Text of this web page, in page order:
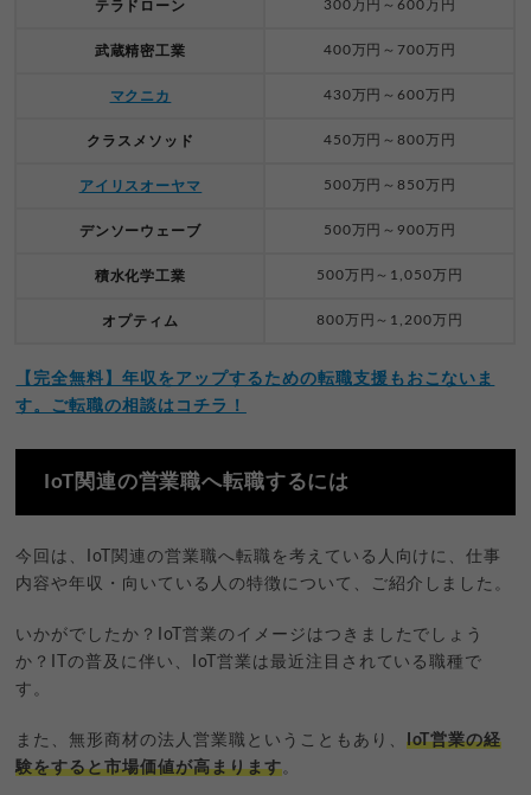
テラドローン 300万円～600万円
武蔵精密工業 400万円～700万円
マクニカ 430万円～600万円
クラスメソッド 450万円～800万円
アイリスオーヤマ 500万円～850万円
デンソーウェーブ 500万円～900万円
積水化学工業 500万円～1,050万円
オプティム 800万円～1,200万円
【完全無料】年収をアップするための転職支援もおこないま
す。ご転職の相談はコチラ！
IoT関連の営業職へ転職するには
今回は、IoT関連の営業職へ転職を考えている人向けに、仕事
内容や年収・向いている人の特徴について、ご紹介しました。
いかがでしたか？IoT営業のイメージはつきましたでしょう
か？ITの普及に伴い、IoT営業は最近注目されている職種で
す。
また、無形商材の法人営業職ということもあり、 IoT営業の経
験をすると市場価値が高まります。